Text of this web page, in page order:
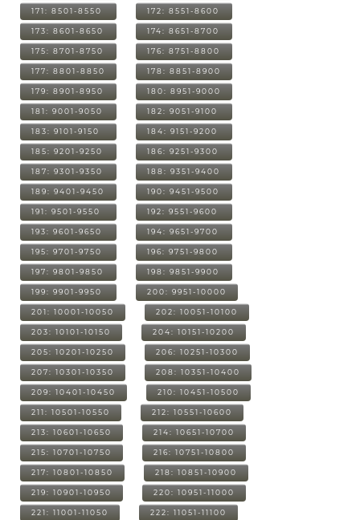
171: 8501-8550 172: 8551-8600
173: 8601-8650 174: 8651-8700
175: 8701-8750 176: 8751-8800
177: 8801-8850 178: 8851-8900
179: 8901-8950 180: 8951-9000
181: 9001-9050 182: 9051-9100
183: 9101-9150 184: 9151-9200
185: 9201-9250 186: 9251-9300
187: 9301-9350 188: 9351-9400
189: 9401-9450 190: 9451-9500
191: 9501-9550 192: 9551-9600
193: 9601-9650 194: 9651-9700
195: 9701-9750 196: 9751-9800
197: 9801-9850 198: 9851-9900
199: 9901-9950 200: 9951-10000
201: 10001-10050 202: 10051-10100
203: 10101-10150 204: 10151-10200
205: 10201-10250 206: 10251-10300
207: 10301-10350 208: 10351-10400
209: 10401-10450 210: 10451-10500
211: 10501-10550 212: 10551-10600
213: 10601-10650 214: 10651-10700
215: 10701-10750 216: 10751-10800
217: 10801-10850 218: 10851-10900
219: 10901-10950 220: 10951-11000
221: 11001-11050 222: 11051-11100